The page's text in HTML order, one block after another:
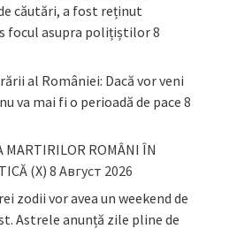
căutări, a fost reținut
focul asupra polițiștilor8
al României: Dacă vor veni
va mai fi o perioadă de pace 8
MARTIRILOR ROMÂNI ÎN
(X) 8 Август 2026
zodii vor avea un weekend de
Astrele anunță zile pline de